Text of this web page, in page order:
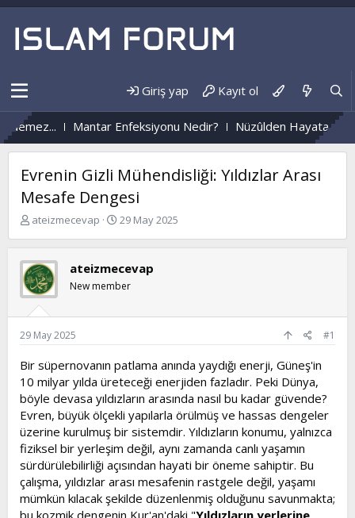
Giriş yap Kayıt ol
Mantar Enfeksiyonu Nedir? Nüzûlden Hayata...
Evrenin Gizli Mühendisliği: Yıldızlar Arası
Mesafe Dengesi
K
b
u
y
u
b
a
l
a
t
a
n
ateizmecevap
B
a
n
ı
a
r
i
h
i
29 May 2025
ateizmecevap
New member
29 May 2025 #1
Bir süpernovanın patlama anında yaydığı enerji, Güneş'in
10 milyar yılda üreteceği enerjiden fazladır. Peki Dünya,
böyle devasa yıldızların arasında nasıl bu kadar güvende?
Evren, büyük ölçekli yapılarla örülmüş ve hassas dengeler
üzerine kurulmuş bir sistemdir. Yıldızların konumu, yalnızca
fiziksel bir yerleşim değil, aynı zamanda canlı yaşamın
sürdürülebilirliği açısından hayati bir öneme sahiptir. Bu
çalışma, yıldızlar arası mesafenin rastgele değil, yaşamı
mümkün kılacak şekilde düzenlenmiş olduğunu savunmakta;
bu kozmik dengenin Kur'an'daki "Yıldızların yerlerine